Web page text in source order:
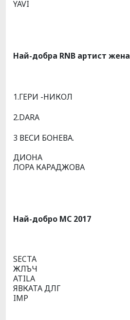
YAVI
Най-добра RNB артист жена
1.ГЕРИ -НИКОЛ
2.DARA
3 ВЕСИ БОНЕВА.
ДИОНА
ЛОРА КАРАДЖОВА
Най-добро МС 2017
SECTA
ЖЛЪЧ
ATILA
ЯВКАТА ДЛГ
IMP